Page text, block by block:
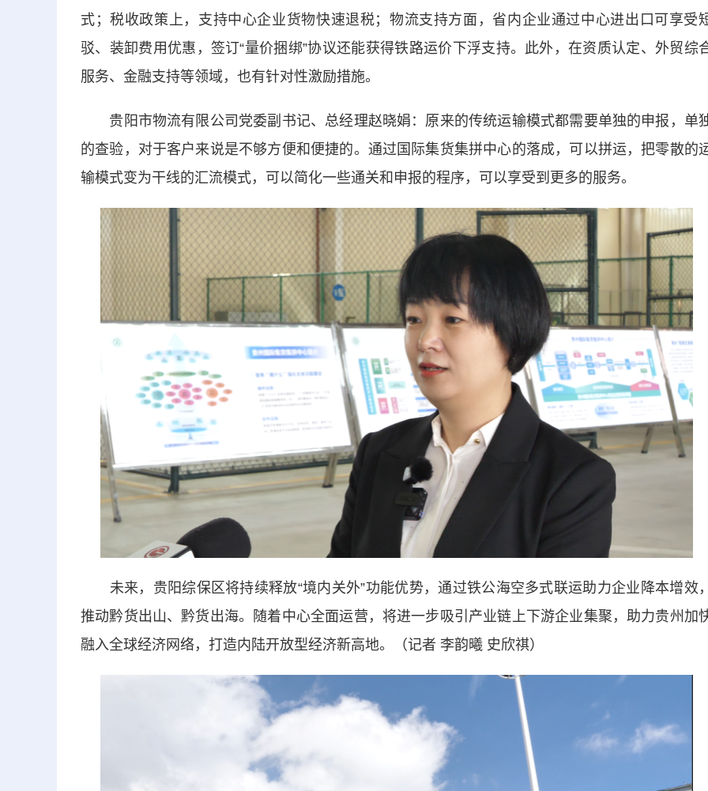
式；税收政策上，支持中心企业货物快速退税；物流支持方面，省内企业通过中心进出口可享受
驳、装卸费用优惠，签订“量价捆绑”协议还能获得铁路运价下浮支持。此外，在资质认定、外贸综
服务、金融支持等领域，也有针对性激励措施。
贵阳市物流有限公司党委副书记、总经理赵晓娟：原来的传统运输模式都需要单独的申报，单
的查验，对于客户来说是不够方便和便捷的。通过国际集货集拼中心的落成，可以拼运，把零散的
输模式变为干线的汇流模式，可以简化一些通关和申报的程序，可以享受到更多的服务。
未来，贵阳综保区将持续释放“境内关外”功能优势，通过铁公海空多式联运助力企业降本增效
推动黔货出山、黔货出海。随着中心全面运营，将进一步吸引产业链上下游企业集聚，助力贵州加
融入全球经济网络，打造内陆开放型经济新高地。（记者 李韵曦 史欣祺）